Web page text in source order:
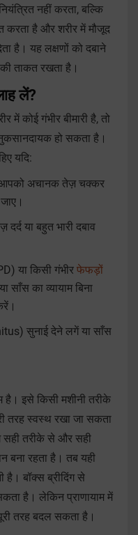
नहीं करता, बल्कि
करता है और शरीर में मौजूद
है। यह लक्षणों को दबाने
ताकत रखता है।
लें?
में कोई गंभीर बीमारी है, तो
हो सकता है।
यदि:
आपको अचानक तेज़ चक्कर
या बहुत भारी दबाव
या किसी गंभीर फेफड़ों
साँस का व्यायाम बिना
सुनाई देने लगें या साँस
है। इसे किसी मशीनी तरीके
तरह स्वस्थ रखा जा सकता
तरीके से और सही
बना रहता है। तब यही
है। बॉक्स ब्रीदिंग से
है। लेकिन प्राणायाम में
तरह बदल सकता है।